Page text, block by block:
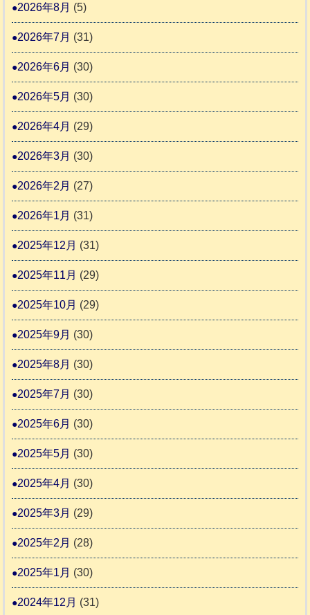
進
会
2
わ
ゃ
っ
間
2026年8月 (5)
2026年7月 (31)
2026年6月 (30)
2026年5月 (30)
2026年4月 (29)
2026年3月 (30)
2026年2月 (27)
2026年1月 (31)
2025年12月 (31)
2025年11月 (29)
2025年10月 (29)
2025年9月 (30)
2025年8月 (30)
2025年7月 (30)
2025年6月 (30)
2025年5月 (30)
2025年4月 (30)
2025年3月 (29)
2025年2月 (28)
2025年1月 (30)
2024年12月 (31)